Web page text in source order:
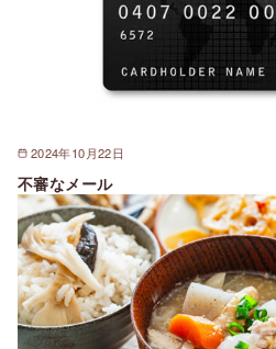
2024年10月22日
不審なメール